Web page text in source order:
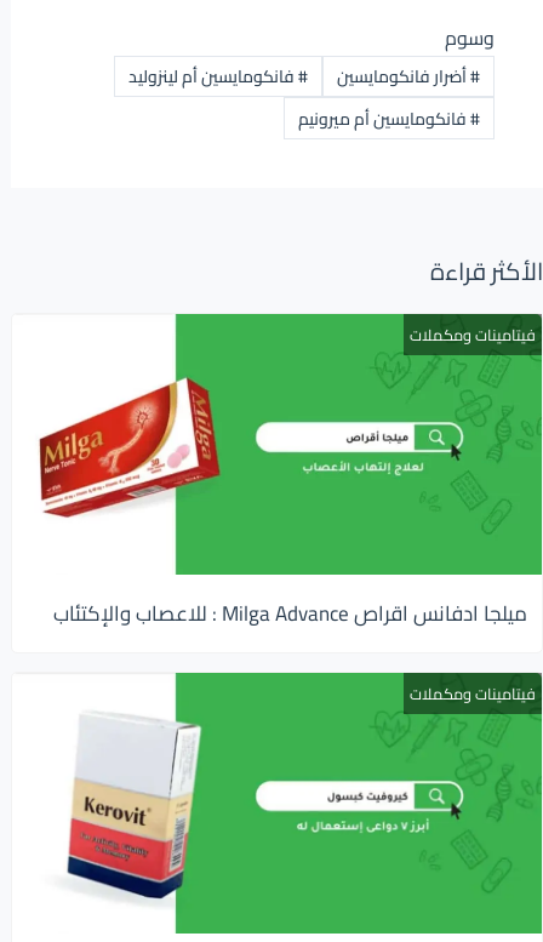
وسوم
#أضرار فانكومايسين #فانكومايسين أم لينزوليد
#فانكومايسين أم ميرونيم
الأكثر قراءة
فيتامينات ومكملات
ميلجا ادفانس اقراص Milga Advance : للاعصاب والإكتئاب
فيتامينات ومكملات